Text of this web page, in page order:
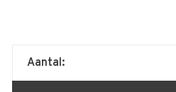
Aantal: